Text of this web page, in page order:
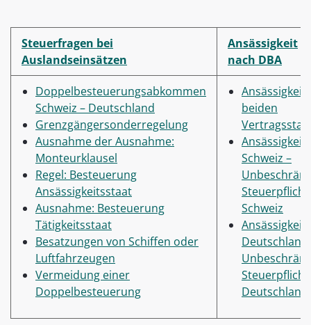
Steuerfragen bei
Auslandseinsätzen
Ansässigkeit
nach DBA
Doppelbesteuerungsabkommen
Schweiz – Deutschland
Grenzgängersonderregelung
Ausnahme der Ausnahme:
Monteurklausel
Regel: Besteuerung
Ansässigkeitsstaat
Ausnahme: Besteuerung
Tätigkeitsstaat
Besatzungen von Schiffen oder
Luftfahrzeugen
Vermeidung einer
Doppelbesteuerung
Ansässigkeit
beiden
Ansässigkeit
Schweiz –
Steuerpflicht
Schweiz
Ansässigkeit
Deutschland
Steuerpflicht
Deutschland